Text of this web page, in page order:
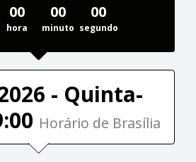
00
hora
00
minuto
00
segundo
- Quinta-
Horário de Brasília